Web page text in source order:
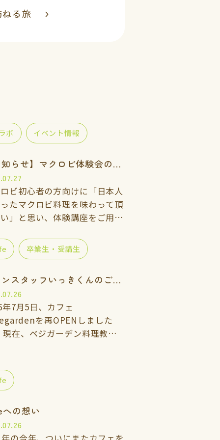
る旅
【お知らせ】マクロビ体験会のご案内
ビ初心者の方向けに「日本人
たマクロビ料理を味わって頂
」と思い、体験講座をご用意
米ご飯、ごま塩、重ね煮のお
」を作って食べてみません
ボ イベント情報
メインスタッフいっきくんのご紹介
7月5日、カフェ
を再OPENしました
室
伝いして…
卒業生・受講生
の想い